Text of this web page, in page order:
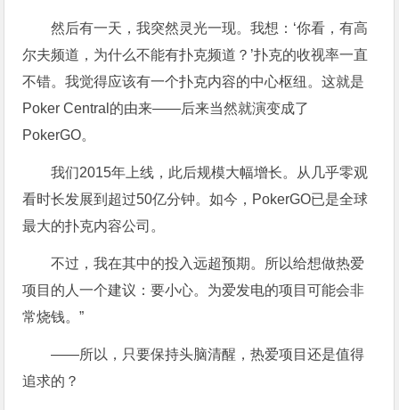
然后有一天，我突然灵光一现。我想：‘你看，有高
尔夫频道，为什么不能有扑克频道？’扑克的收视率一直
不错。我觉得应该有一个扑克内容的中心枢纽。这就是
Poker Central的由来——后来当然就演变成了
PokerGO。
我们2015年上线，此后规模大幅增长。从几乎零观
看时长发展到超过50亿分钟。如今，PokerGO已是全球
最大的扑克内容公司。
不过，我在其中的投入远超预期。所以给想做热爱
项目的人一个建议：要小心。为爱发电的项目可能会非
常烧钱。”
——所以，只要保持头脑清醒，热爱项目还是值得
追求的？